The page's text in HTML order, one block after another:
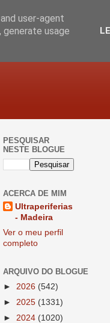
PESQUISAR
NESTE BLOGUE
ACERCA DE MIM
Ultraperiferias
- Madeira
Ver o meu perfil
completo
ARQUIVO DO BLOGUE
► 2026 (542)
► 2025 (1331)
► 2024 (1020)
user-agent
usage